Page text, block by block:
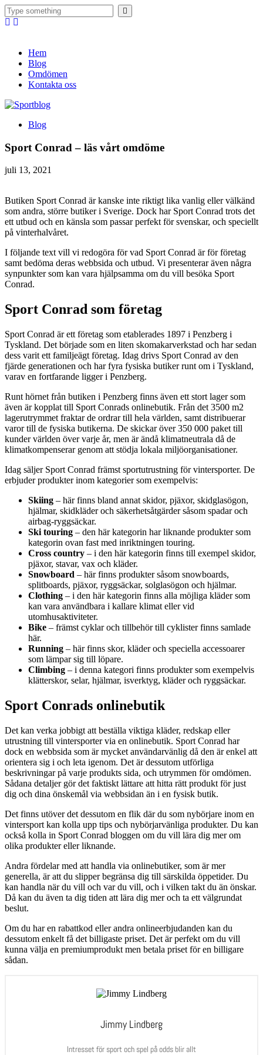
Hem
Blog
Omdömen
Kontakta oss
Blog
Sport Conrad – läs vårt omdöme
juli 13, 2021
Butiken Sport Conrad är kanske inte riktigt lika vanlig eller välkänd
som andra, större butiker i Sverige. Dock har Sport Conrad trots det
ett utbud och en känsla som passar perfekt för svenskar, och speciellt
på vinterhalvåret.
I följande text vill vi redogöra för vad Sport Conrad är för företag
samt bedöma deras webbsida och utbud. Vi presenterar även några
synpunkter som kan vara hjälpsamma om du vill besöka Sport
Conrad.
Sport Conrad som företag
Sport Conrad är ett företag som etablerades 1897 i Penzberg i
Tyskland. Det började som en liten skomakarverkstad och har sedan
dess varit ett familjeägt företag. Idag drivs Sport Conrad av den
fjärde generationen och har fyra fysiska butiker runt om i Tyskland,
varav en fortfarande ligger i Penzberg.
Runt hörnet från butiken i Penzberg finns även ett stort lager som
även är kopplat till Sport Conrads onlinebutik. Från det 3500 m2
lagerutrymmet fraktar de ordrar till hela världen, samt distribuerar
varor till de fysiska butikerna. De skickar över 350 000 paket till
kunder världen över varje år, men är ändå klimatneutrala då de
klimatkompenserar genom att stödja lokala miljöorganisationer.
Idag säljer Sport Conrad främst sportutrustning för vintersporter. De
erbjuder produkter inom kategorier som exempelvis:
Skiing – här finns bland annat skidor, pjäxor, skidglasögon,
hjälmar, skidkläder och säkerhetsåtgärder såsom spadar och
airbag-ryggsäckar.
Ski touring – den här kategorin har liknande produkter som
kategorin ovan fast med inriktningen touring.
Cross country – i den här kategorin finns till exempel skidor,
pjäxor, stavar, vax och kläder.
Snowboard – här finns produkter såsom snowboards,
splitboards, pjäxor, ryggsäckar, solglasögon och hjälmar.
Clothing – i den här kategorin finns alla möjliga kläder som
kan vara användbara i kallare klimat eller vid
utomhusaktiviteter.
Bike – främst cyklar och tillbehör till cyklister finns samlade
här.
Running – här finns skor, kläder och speciella accessoarer
som lämpar sig till löpare.
Climbing – i denna kategori finns produkter som exempelvis
klätterskor, selar, hjälmar, isverktyg, kläder och ryggsäckar.
Sport Conrads onlinebutik
Det kan verka jobbigt att beställa viktiga kläder, redskap eller
utrustning till vintersporter via en onlinebutik. Sport Conrad har
dock en webbsida som är mycket användarvänlig då den är enkel att
orientera sig i och leta igenom. Det är dessutom utförliga
beskrivningar på varje produkts sida, och utrymmen för omdömen.
Sådana detaljer gör det faktiskt lättare att hitta rätt produkt för just
dig och dina önskemål via webbsidan än i en fysisk butik.
Det finns utöver det dessutom en flik där du som nybörjare inom en
vintersport kan kolla upp tips och nybörjarvänliga produkter. Du kan
också kolla in Sport Conrad bloggen om du vill lära dig mer om
olika produkter eller liknande.
Andra fördelar med att handla via onlinebutiker, som är mer
generella, är att du slipper begränsa dig till särskilda öppetider. Du
kan handla när du vill och var du vill, och i vilken takt du än önskar.
Då kan du även ta dig tiden att lära dig mer och ta ett välgrundat
beslut.
Om du har en rabattkod eller andra onlineerbjudanden kan du
dessutom enkelt få det billigaste priset. Det är perfekt om du vill
kunna välja en premiumprodukt men betala priset för en billigare
sådan.
Jimmy Lindberg
Intresset för sport och spel på odds blir allt